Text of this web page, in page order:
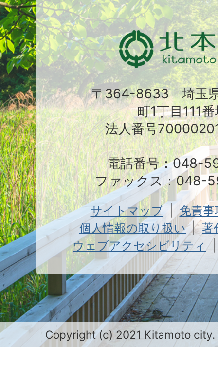
〒364-8633 埼玉
町1丁目111
法人番号
電話番号：048-
ファックス：048-
サイトマップ
免責
個人情報の取り扱い
著
ウェブアクセシビリティ
Copyright (c) 2021 Kitamoto city.